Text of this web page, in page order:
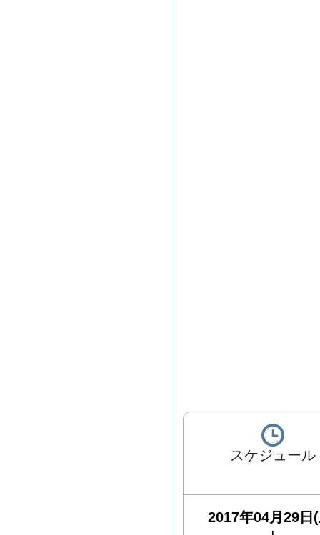
スケジュール
2017年04月29日